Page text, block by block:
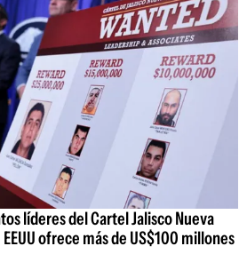
líderes del Cartel Jalisco Nueva
ofrece más de US$100 millones